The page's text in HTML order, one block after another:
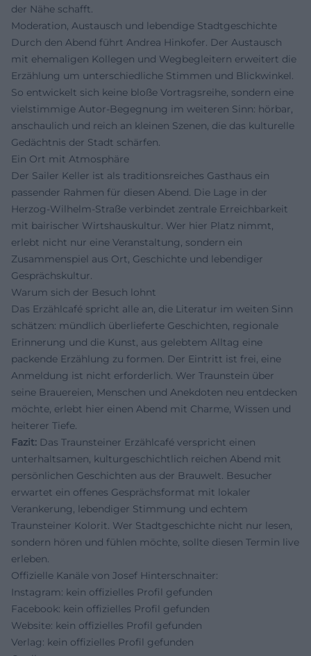
der Nähe schafft.
Moderation, Austausch und lebendige Stadtgeschichte
Durch den Abend führt Andrea Hinkofer. Der Austausch
mit ehemaligen Kollegen und Wegbegleitern erweitert die
Erzählung um unterschiedliche Stimmen und Blickwinkel.
So entwickelt sich keine bloße Vortragsreihe, sondern eine
vielstimmige Autor-Begegnung im weiteren Sinn: hörbar,
anschaulich und reich an kleinen Szenen, die das kulturelle
Gedächtnis der Stadt schärfen.
Ein Ort mit Atmosphäre
Der Sailer Keller ist als traditionsreiches Gasthaus ein
passender Rahmen für diesen Abend. Die Lage in der
Herzog-Wilhelm-Straße verbindet zentrale Erreichbarkeit
mit bairischer Wirtshauskultur. Wer hier Platz nimmt,
erlebt nicht nur eine Veranstaltung, sondern ein
Zusammenspiel aus Ort, Geschichte und lebendiger
Gesprächskultur.
Warum sich der Besuch lohnt
Das Erzählcafé spricht alle an, die Literatur im weiten Sinn
schätzen: mündlich überlieferte Geschichten, regionale
Erinnerung und die Kunst, aus gelebtem Alltag eine
packende Erzählung zu formen. Der Eintritt ist frei, eine
Anmeldung ist nicht erforderlich. Wer Traunstein über
seine Brauereien, Menschen und Anekdoten neu entdecken
möchte, erlebt hier einen Abend mit Charme, Wissen und
heiterer Tiefe.
Fazit: Das Traunsteiner Erzählcafé verspricht einen
unterhaltsamen, kulturgeschichtlich reichen Abend mit
persönlichen Geschichten aus der Brauwelt. Besucher
erwartet ein offenes Gesprächsformat mit lokaler
Verankerung, lebendiger Stimmung und echtem
Traunsteiner Kolorit. Wer Stadtgeschichte nicht nur lesen,
sondern hören und fühlen möchte, sollte diesen Termin live
erleben.
Offizielle Kanäle von Josef Hinterschnaiter:
Instagram: kein offizielles Profil gefunden
Facebook: kein offizielles Profil gefunden
Website: kein offizielles Profil gefunden
Verlag: kein offizielles Profil gefunden